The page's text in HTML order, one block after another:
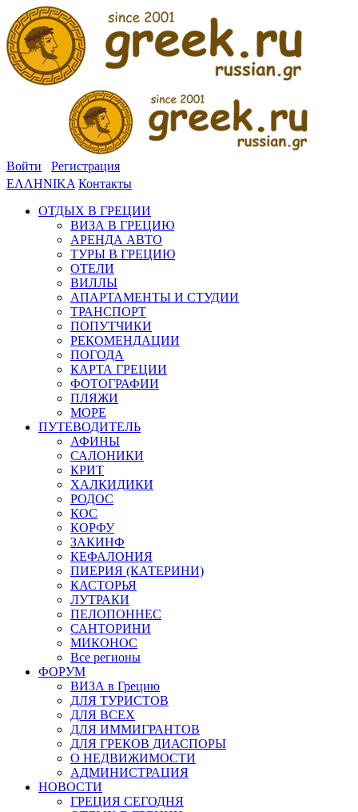
Войти
Регистрация
ΕΛΛΗΝΙΚΑ Контакты
ОТДЫХ В ГРЕЦИИ
ВИЗА В ГРЕЦИЮ
АРЕНДА АВТО
ТУРЫ В ГРЕЦИЮ
ОТЕЛИ
ВИЛЛЫ
АПАРТАМЕНТЫ И СТУДИИ
ТРАНСПОРТ
ПОПУТЧИКИ
РЕКОМЕНДАЦИИ
ПОГОДА
КАРТА ГРЕЦИИ
ФОТОГРАФИИ
ПЛЯЖИ
МОРЕ
ПУТЕВОДИТЕЛЬ
АФИНЫ
САЛОНИКИ
КРИТ
ХАЛКИДИКИ
РОДОС
КОС
КОРФУ
ЗАКИНФ
КЕФАЛОНИЯ
ПИЕРИЯ (КАТЕРИНИ)
КАСТОРЬЯ
ЛУТРАКИ
ПЕЛОПОННЕС
САНТОРИНИ
МИКОНОС
Все регионы
ФОРУМ
ВИЗА в Грецию
ДЛЯ ТУРИСТОВ
ДЛЯ ВСЕХ
ДЛЯ ИММИГРАНТОВ
ДЛЯ ГРЕКОВ ДИАСПОРЫ
О НЕДВИЖИМОСТИ
АДМИНИСТРАЦИЯ
НОВОСТИ
ГРЕЦИЯ СЕГОДНЯ